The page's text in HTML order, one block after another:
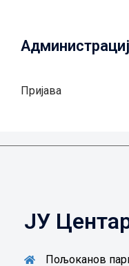
Пријава
ЈУ
Пољоканов